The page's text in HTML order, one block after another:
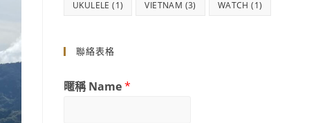
UKULELE (1) VIETNAM (3) WATCH (1)
聯絡表格
暱稱 Name*